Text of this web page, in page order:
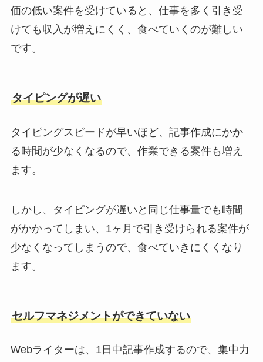
価の低い案件を受けていると、仕事を多く引き受
けても収入が増えにくく、食べていくのが難しい
です。
タイピングが遅い
タイピングスピードが早いほど、記事作成にかか
る時間が少なくなるので、作業できる案件も増え
ます。
しかし、タイピングが遅いと同じ仕事量でも時間
がかかってしまい、1ヶ月で引き受けられる案件が
少なくなってしまうので、食べていきにくくなり
ます。
セルフマネジメントができていない
Webライターは、1日中記事作成するので、集中力